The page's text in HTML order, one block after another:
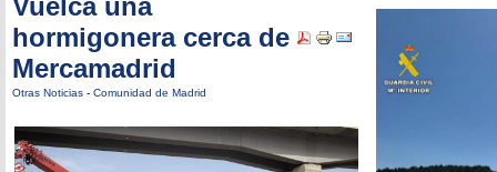
Vuelca una
hormigonera cerca de
Mercamadrid
Otras Noticias - Comunidad de Madrid